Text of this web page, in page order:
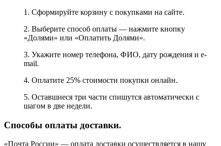
1. Сформируйте корзину с покупками на сайте.
2. Выберите способ оплаты — нажмите кнопку
«Долями» или «Оплатить Долями».
3. Укажите номер телефона, ФИО, дату рождения и e-
mail.
4. Оплатите 25% стоимости покупки онлайн.
5. Оставшиеся три части спишутся автоматически с
шагом в две недели.
Способы оплаты доставки.
«Почта России» — оплата доставки осуществляется в нашу